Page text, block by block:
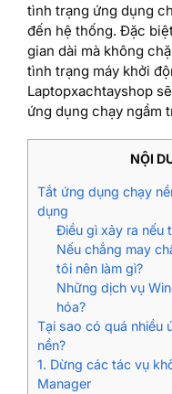
tình trạng ứng dụng
đến hệ thống. Đặc
gian dài mà không
tình trạng máy khởi
Laptopxachtayshop
ứng dụng chạy ngầm
NỘI
Tắt ứng dụng chạy
dụng
Điều gì xảy ra nếu
Nếu chẳng may
tôi nên làm gì?
Những dịch vụ
hóa?
Tại sao có quá nhiều
nền?
1. Dừng các tác vụ
Manager